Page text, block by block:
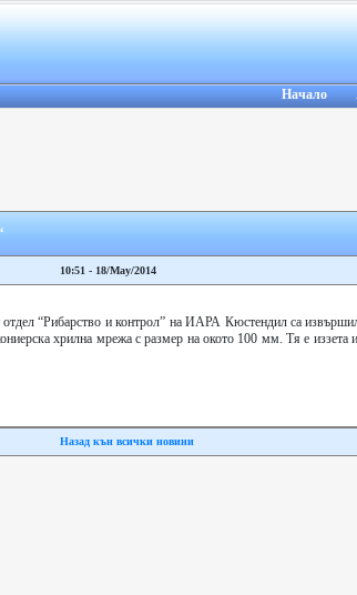
Начало
10:51 - 18/May/2014
отдел “Рибарство и контрол” на ИАРА Кюстендил са
хрилна мрежа с размер на окото 100 мм. Тя е иззета
Назад кън всички новини